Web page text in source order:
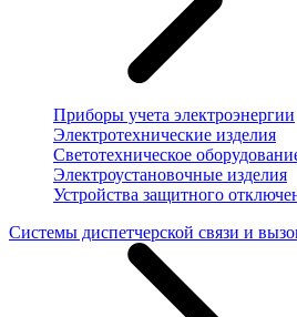
Приборы учета электроэнергии
Электротехнические изделия
Светотехническое
Электроустановочные изделия
Устройства защитного
Системы диспетчерской связи и